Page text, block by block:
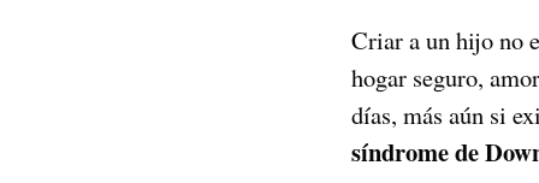
Criar a un hijo no
hogar seguro,
días, más aún si
síndrome de